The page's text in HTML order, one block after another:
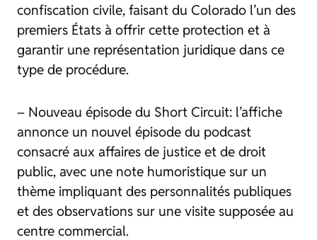
confiscation civile, faisant du Colorado l’un des
premiers États à offrir cette protection et à
garantir une représentation juridique dans ce
type de procédure.
– Nouveau épisode du Short Circuit: l’affiche
annonce un nouvel épisode du podcast
consacré aux affaires de justice et de droit
public, avec une note humoristique sur un
thème impliquant des personnalités publiques
et des observations sur une visite supposée au
centre commercial.